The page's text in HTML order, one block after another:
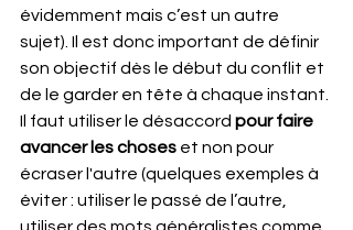
évidemment mais c’est un autre
sujet). Il est donc important de définir
son objectif dès le début du conflit et
de le garder en tête à chaque instant.
Il faut utiliser le désaccord pour faire
avancer les choses et non pour
écraser l'autre (quelques exemples à
éviter : utiliser le passé de l’autre,